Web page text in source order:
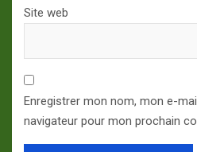
Site web
Enregistrer mon nom, mon e-
navigateur pour mon prochain